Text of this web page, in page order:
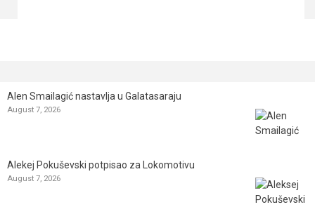
Alen Smailagić nastavlja u Galatasaraju
August 7, 2026
Alekej Pokuševski potpisao za Lokomotivu
August 7, 2026